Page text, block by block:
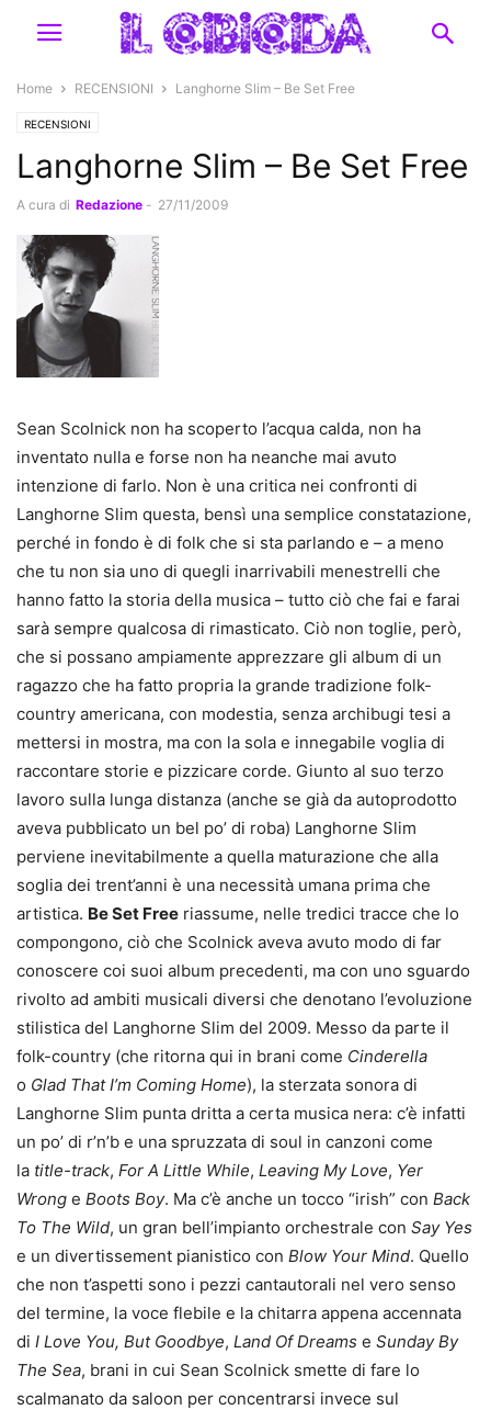
Home RECENSIONI Langhorne Slim – Be Set Free
RECENSIONI
Langhorne Slim – Be Set Free
A cura di Redazione - 27/11/2009
Sean Scolnick non ha scoperto l’acqua calda, non ha
inventato nulla e forse non ha neanche mai avuto
intenzione di farlo. Non è una critica nei confronti di
Langhorne Slim questa, bensì una semplice constatazione,
perché in fondo è di folk che si sta parlando e – a meno
che tu non sia uno di quegli inarrivabili menestrelli che
hanno fatto la storia della musica – tutto ciò che fai e farai
sarà sempre qualcosa di rimasticato. Ciò non toglie, però,
che si possano ampiamente apprezzare gli album di un
ragazzo che ha fatto propria la grande tradizione folk-
country americana, con modestia, senza archibugi tesi a
mettersi in mostra, ma con la sola e innegabile voglia di
raccontare storie e pizzicare corde. Giunto al suo terzo
lavoro sulla lunga distanza (anche se già da autoprodotto
aveva pubblicato un bel po’ di roba) Langhorne Slim
perviene inevitabilmente a quella maturazione che alla
soglia dei trent’anni è una necessità umana prima che
artistica. Be Set Free riassume, nelle tredici tracce che lo
compongono, ciò che Scolnick aveva avuto modo di far
conoscere coi suoi album precedenti, ma con uno sguardo
rivolto ad ambiti musicali diversi che denotano l’evoluzione
stilistica del Langhorne Slim del 2009. Messo da parte il
folk-country (che ritorna qui in brani come Cinderella
o Glad That I’m Coming Home), la sterzata sonora di
Langhorne Slim punta dritta a certa musica nera: c’è infatti
un po’ di r’n’b e una spruzzata di soul in canzoni come
la title-track, For A Little While, Leaving My Love, Yer
Wrong e Boots Boy. Ma c’è anche un tocco “irish” con Back
To The Wild, un gran bell’impianto orchestrale con Say Yes
e un divertissement pianistico con Blow Your Mind. Quello
che non t’aspetti sono i pezzi cantautorali nel vero senso
del termine, la voce flebile e la chitarra appena accennata
di I Love You, But Goodbye, Land Of Dreams e Sunday By
The Sea, brani in cui Sean Scolnick smette di fare lo
scalmanato da saloon per concentrarsi invece sul